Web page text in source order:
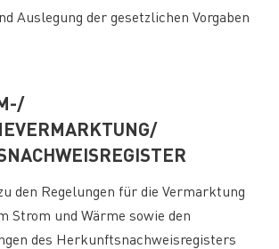
Auslegung der gesetzlichen Vorgaben
den Regelungen für die Vermarktung
Strom und Wärme sowie den
des Herkunftsnachweisregisters